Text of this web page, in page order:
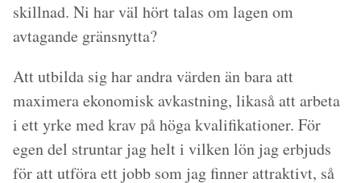
skillnad. Ni har väl hört talas om lagen om
avtagande gränsnytta?
Att utbilda sig har andra värden än bara att
maximera ekonomisk avkastning, likaså att arbeta
i ett yrke med krav på höga kvalifikationer. För
egen del struntar jag helt i vilken lön jag erbjuds
för att utföra ett jobb som jag finner attraktivt, så